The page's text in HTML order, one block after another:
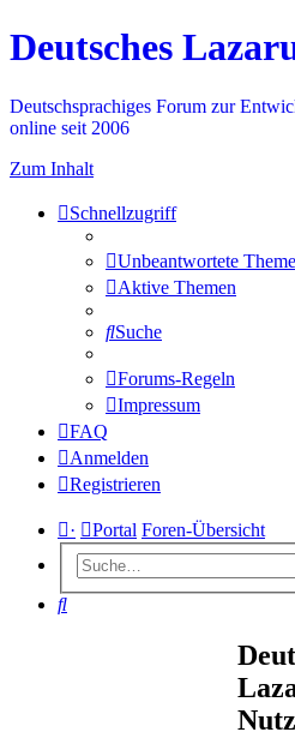
Deutsches
Deutschsprachiges Forum zur
online seit 2006
Zum Inhalt
Schnellzugriff
Unbeantwortete
Aktive Themen
Suche
Forums-Regeln
Impressum
FAQ
Anmelden
Registrieren
· Portal Foren-Übersicht
Suche